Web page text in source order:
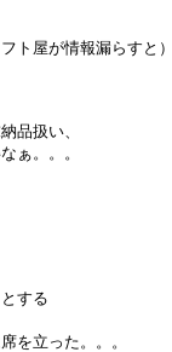
ト屋が情報漏らすと
品扱い、
ぁ。。。
する
を立った。。。